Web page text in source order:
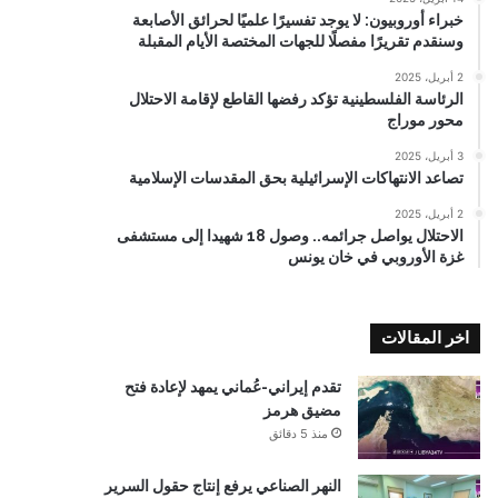
خبراء أوروبيون: لا يوجد تفسيرًا علميًا لحرائق الأصابعة
وسنقدم تقريرًا مفصلًا للجهات المختصة الأيام المقبلة
2 أبريل، 2025
الرئاسة الفلسطينية تؤكد رفضها القاطع لإقامة الاحتلال
محور موراج
3 أبريل، 2025
تصاعد الانتهاكات الإسرائيلية بحق المقدسات الإسلامية
2 أبريل، 2025
الاحتلال يواصل جرائمه.. وصول 18 شهيدا إلى مستشفى
غزة الأوروبي في خان يونس
اخر المقالات
تقدم إيراني-عُماني يمهد لإعادة فتح
مضيق هرمز
منذ 5 دقائق
النهر الصناعي يرفع إنتاج حقول السرير